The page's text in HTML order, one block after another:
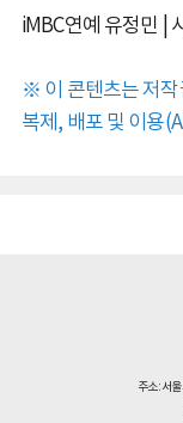
iMBC연예 유정민 |
※ 이 콘텐츠는 저작
복제, 배포 및 이용